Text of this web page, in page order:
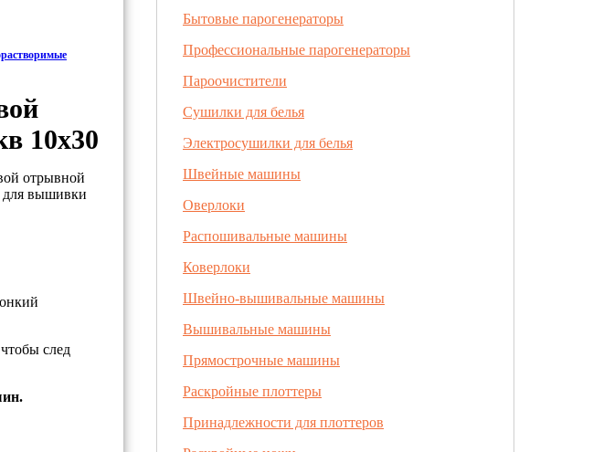
10х30
отрывной
для вышивки
след
Бытовые парогенераторы
Профессиональные парогенераторы
Пароочистители
Сушилки для белья
Электросушилки для белья
Швейные машины
Оверлоки
Распошивальные машины
Коверлоки
Швейно-вышивальные машины
Вышивальные машины
Прямострочные машины
Раскройные плоттеры
Принадлежности для плоттеров